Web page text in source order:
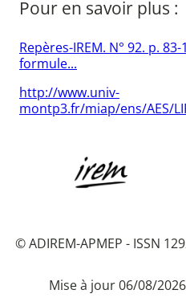
Pour en savoir plus :
Repères-IREM. N° 92. p.
formule...
http://www.univ-
montp3.fr/miap/ens/AES/
© ADIREM-APMEP - ISSN
Mise à jour 06/08/